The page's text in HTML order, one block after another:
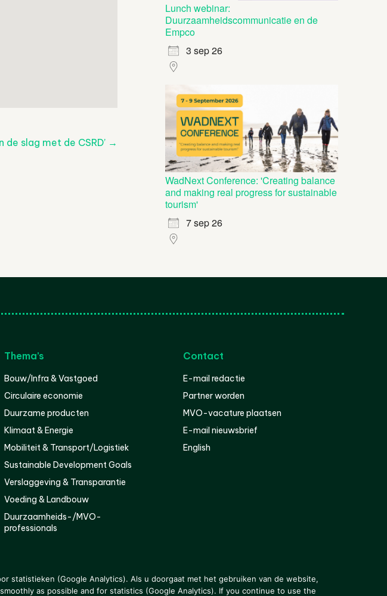
de slag met de CSRD’ →
Lunch webinar:
Duurzaamheidscommunicatie en de
Empco
3 sep 26
WadNext Conference: 'Creating balance
and making real progress for sustainable
tourism'
7 sep 26
Thema’s
Bouw/Infra & Vastgoed
Circulaire economie
Duurzame producten
Klimaat & Energie
Mobiliteit & Transport/Logistiek
Sustainable Development Goals
Verslaggeving & Transparantie
Voeding & Landbouw
Duurzaamheids-/MVO-
professionals
Contact
E-mail redactie
Partner worden
MVO-vacature plaatsen
E-mail nieuwsbrief
English
statistieken (Google Analytics). Als u doorgaat met het gebruiken van de website,
as possible and for statistics (Google Analytics). If you continue to use the